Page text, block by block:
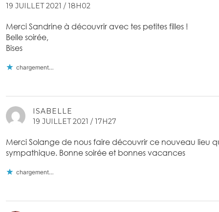
19 JUILLET 2021 / 18H02
Merci Sandrine à découvrir avec tes petites filles !
Belle soirée,
Bises
chargement…
ISABELLE
19 JUILLET 2021 / 17H27
Merci Solange de nous faire découvrir ce nouveau lieu
sympathique. Bonne soirée et bonnes vacances
chargement…